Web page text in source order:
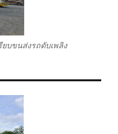
บขนส่งรถดับเพลิง